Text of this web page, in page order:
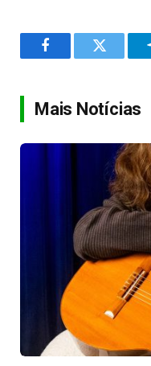
FacebookTwitter
Mais Notícias